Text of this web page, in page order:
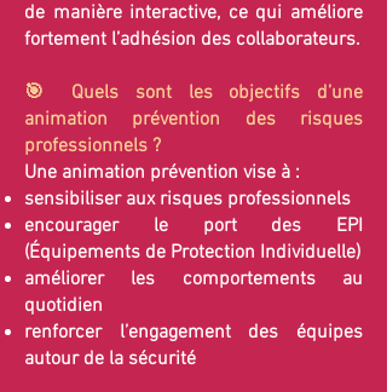
de manière interactive, ce qui améliore
fortement l’adhésion des collaborateurs.
🎯 Quels sont les objectifs d’une
animation prévention des risques
professionnels ?
Une animation prévention vise à :
sensibiliser aux risques professionnels
encourager le port des EPI
(Équipements de Protection Individuelle)
améliorer les comportements au
quotidien
renforcer l’engagement des équipes
autour de la sécurité